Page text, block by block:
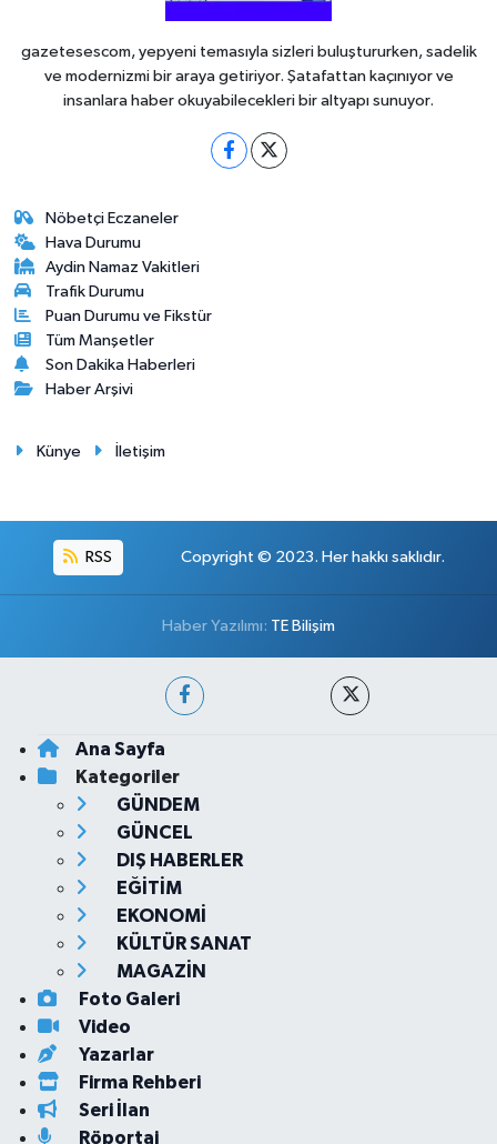
gazetesescom, yepyeni temasıyla sizleri buluştururken, sadelik
ve modernizmi bir araya getiriyor. Şatafattan kaçınıyor ve
insanlara haber okuyabilecekleri bir altyapı sunuyor.
Nöbetçi Eczaneler
Hava Durumu
Aydin Namaz Vakitleri
Trafik Durumu
Puan Durumu ve Fikstür
Tüm Manşetler
Son Dakika Haberleri
Haber Arşivi
Künye İletişim
RSS Copyright © 2023. Her hakkı saklıdır.
Haber Yazılımı: TE Bilişim
Ana Sayfa
Kategoriler
GÜNDEM
GÜNCEL
DIŞ HABERLER
EĞİTİM
EKONOMİ
KÜLTÜR SANAT
MAGAZİN
Foto Galeri
Video
Yazarlar
Firma Rehberi
Seri İlan
Röportaj